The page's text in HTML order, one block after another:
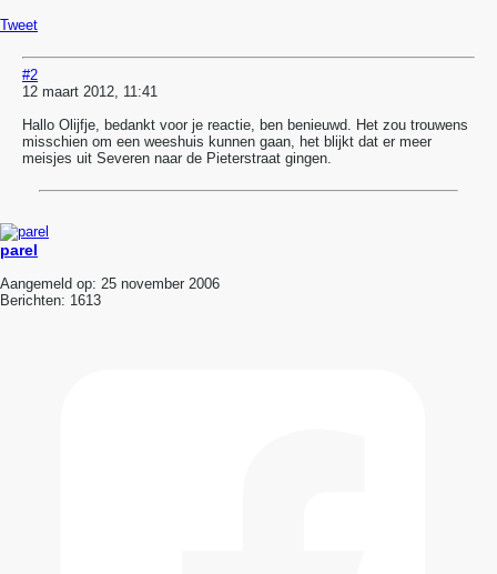
Tweet
#2
12 maart 2012, 11:41
Hallo Olijfje, bedankt voor je reactie, ben benieuwd. Het zou trouwens
misschien om een weeshuis kunnen gaan, het blijkt dat er meer
meisjes uit Severen naar de Pieterstraat gingen.
parel
Aangemeld op: 25 november 2006
Berichten: 1613